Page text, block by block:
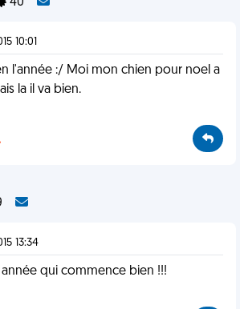
10:01
l'année :/ Moi mon chien pour noel a
la il va bien.
13:34
qui commence bien !!!